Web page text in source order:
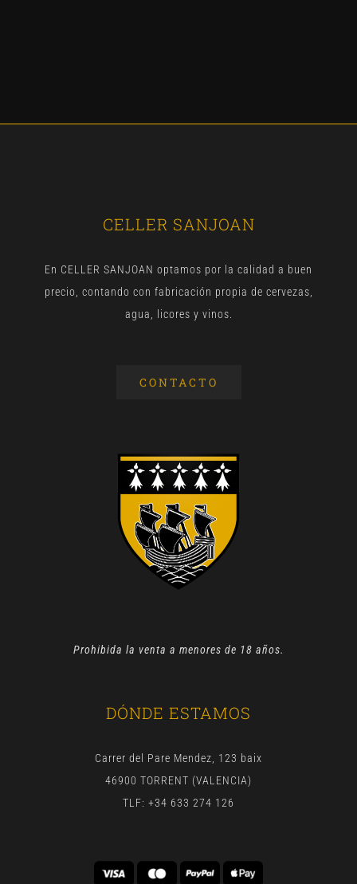
CELLER SANJOAN
En CELLER SANJOAN optamos por la calidad a buen
precio, contando con fabricación propia de cervezas,
agua, licores y vinos.
CONTACTO
Prohibida la venta a menores de 18 años.
DÓNDE ESTAMOS
Carrer del Pare Mendez, 123 baix
46900 TORRENT (VALENCIA)
TLF: +34 633 274 126